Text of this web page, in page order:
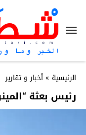
الرئيسية » أخبار و تقارير
رئيس بعثة